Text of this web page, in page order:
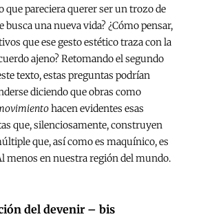
que pareciera querer ser un trozo de
busca una nueva vida? ¿Cómo pensar,
que ese gesto estético traza con la
ajeno? Retomando el segundo
texto, estas preguntas podrían
diciendo que obras como
hacen evidentes esas
que, silenciosamente, construyen
que, así como es maquínico, es
menos en nuestra región del mundo.
del devenir – bis